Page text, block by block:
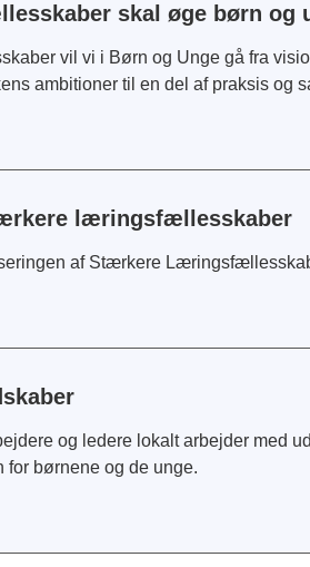
skal øge børn og
vil vi i Børn og Unge gå fra
ambitioner til en del af praksis og
læringsfællesskaber
af Stærkere
og ledere lokalt arbejder med
børnene og de unge.